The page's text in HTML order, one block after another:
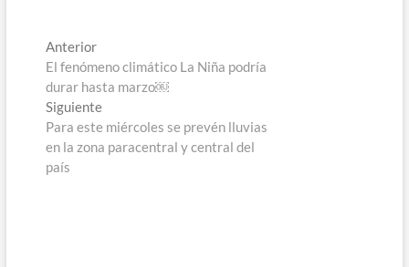
Navegación
de
entradas
AnteriorEntrada
anterior:
El fenómeno climático La Niña podría
durar hasta marzo￼
SiguienteEntrada
siguiente:
Para este miércoles se prevén lluvias
en la zona paracentral y central del
país